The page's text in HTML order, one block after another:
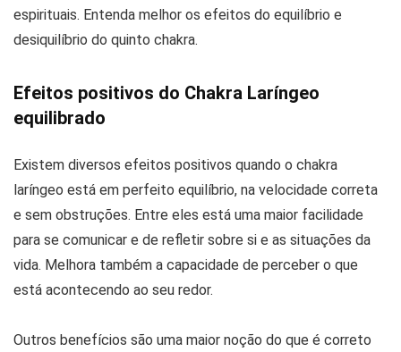
espirituais. Entenda melhor os efeitos do equilíbrio e
desiquilíbrio do quinto chakra.
Efeitos positivos do Chakra Laríngeo
equilibrado
Existem diversos efeitos positivos quando o chakra
laríngeo está em perfeito equilíbrio, na velocidade correta
e sem obstruções. Entre eles está uma maior facilidade
para se comunicar e de refletir sobre si e as situações da
vida. Melhora também a capacidade de perceber o que
está acontecendo ao seu redor.
Outros benefícios são uma maior noção do que é correto